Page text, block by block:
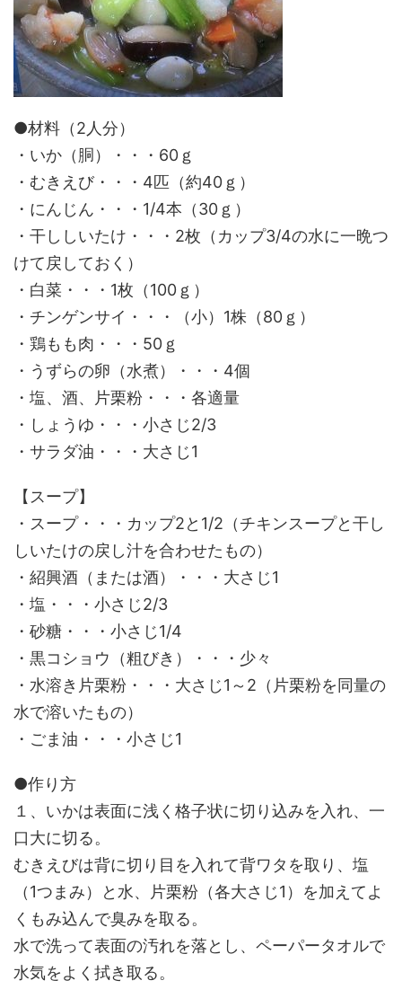
●材料（2人分）
・いか（胴）・・・60ｇ
・むきえび・・・4匹（約40ｇ）
・にんじん・・・1/4本（30ｇ）
・干ししいたけ・・・2枚（カップ3/4の水に一晩つ
けて戻しておく）
・白菜・・・1枚（100ｇ）
・チンゲンサイ・・・（小）1株（80ｇ）
・鶏もも肉・・・50ｇ
・うずらの卵（水煮）・・・4個
・塩、酒、片栗粉・・・各適量
・しょうゆ・・・小さじ2/3
・サラダ油・・・大さじ1
【スープ】
・スープ・・・カップ2と1/2（チキンスープと干し
しいたけの戻し汁を合わせたもの）
・紹興酒（または酒）・・・大さじ1
・塩・・・小さじ2/3
・砂糖・・・小さじ1/4
・黒コショウ（粗びき）・・・少々
・水溶き片栗粉・・・大さじ1～2（片栗粉を同量の
水で溶いたもの）
・ごま油・・・小さじ1
●作り方
１、いかは表面に浅く格子状に切り込みを入れ、一
口大に切る。
むきえびは背に切り目を入れて背ワタを取り、塩
（1つまみ）と水、片栗粉（各大さじ1）を加えてよ
くもみ込んで臭みを取る。
水で洗って表面の汚れを落とし、ペーパータオルで
水気をよく拭き取る。